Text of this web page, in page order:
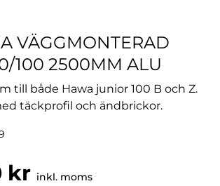
VÄGGMONTERAD
100 2500MM ALU
till både Hawa junior 100 B och Z.
täckprofil och ändbrickor.
kr inkl. moms